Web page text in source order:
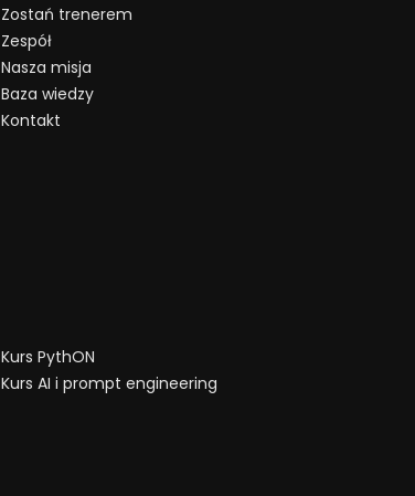
Zostań trenerem
Zespół
Nasza misja
Baza wiedzy
Kontakt
Kurs PythON
Kurs AI i prompt engineering